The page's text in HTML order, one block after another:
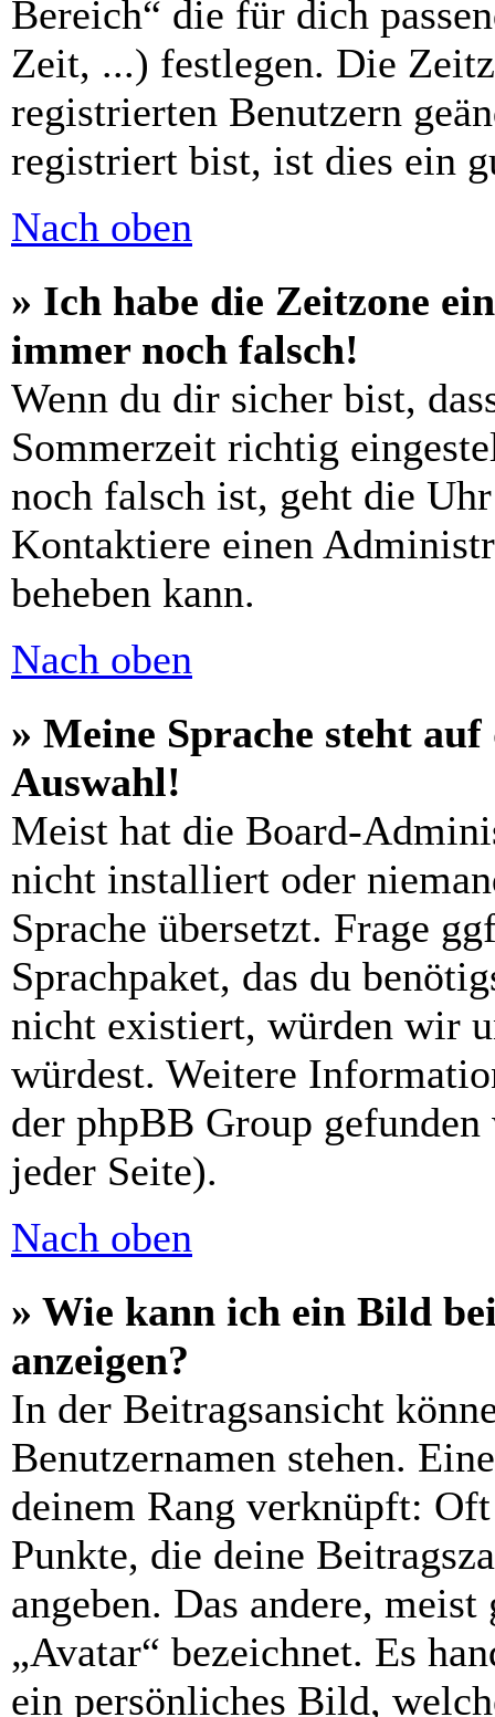
Bereich“ die für dich
Zeit, ...) festlegen. Die
registrierten Benutzern
registriert bist, ist dies ein
Nach oben
» Ich habe die Zeitzone
immer noch falsch!
Wenn du dir sicher bist,
Sommerzeit richtig
noch falsch ist, geht die
Kontaktiere einen
beheben kann.
Nach oben
» Meine Sprache steht
Auswahl!
Meist hat die Board-
nicht installiert oder
Sprache übersetzt. Frage
Sprachpaket, das du
nicht existiert, würden wir
würdest. Weitere
der phpBB Group
jeder Seite).
Nach oben
» Wie kann ich ein Bild
anzeigen?
In der Beitragsansicht
Benutzernamen stehen.
deinem Rang verknüpft:
Punkte, die deine
angeben. Das andere,
„Avatar“ bezeichnet. Es
ein persönliches Bild,